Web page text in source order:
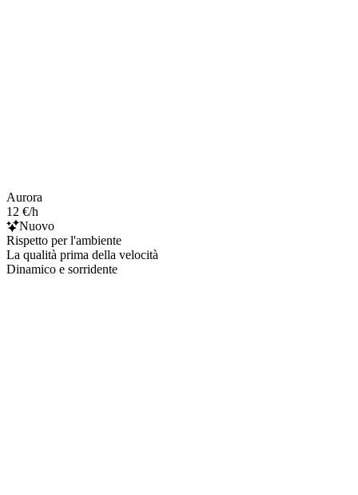
Aurora
12 €/h
Nuovo
Rispetto per l'ambiente
La qualità prima della velocità
Dinamico e sorridente